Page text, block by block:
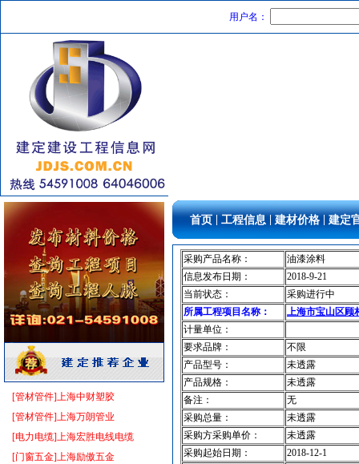
用户名：
[管材管件]上海中财塑胶
[管材管件]上海万朗管业
[电力电缆]上海宏胜电线电缆
[门窗五金]上海励傲五金
稳压泵 [采购中]
人防给排水 [采购中]
水泵 [采购中]
材耐磨砖 [采购中]
变配电 [采购中]
[采购中]
门窗玻璃 [采购中]
电气管线
[采购中]
及各种防火器材 [采购中]
变压器 [采购中]
电线电缆
[采购中]
灯盘 [采购中]
变配电 [采购中]
滤毒式排风 [采购中]
保温材料
[采购中]
装饰石材
PVC窗帘 [采购中]
消防器材 [采购中]
照明灯具 [采购中]
通风设备 [采购中]
首页 工程信息 建材价格 建定
采购产品名称：
油漆涂料
信息发布日期：
2018-9-21
当前状态：
采购进行中
所属工程项目名称：
上海市宝山区顾
计量单位：
要求品牌：
不限
产品型号：
未透露
产品规格：
未透露
备注：
无
采购总量：
未透露
采购方采购单价：
未透露
采购起始日期：
2018-12-1